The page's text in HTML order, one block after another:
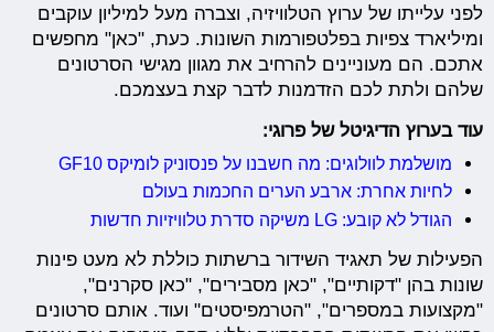
לפני עלייתו של ערוץ הטלוויזיה, וצברה מעל למיליון עוקבים
ומיליארד צפיות בפלטפורמות השונות. כעת, "כאן" מחפשים
אתכם. הם מעוניינים להרחיב את מגוון מגישי הסרטונים
שלהם ולתת לכם הזדמנות לדבר קצת בעצמכם.
עוד בערוץ הדיגיטל של פרוגי:
מושלמת לוולוגים: מה חשבנו על פנסוניק לומיקס GF10
לחיות אחרת: ארבע הערים החכמות בעולם
הגודל לא קובע: LG משיקה סדרת טלוויזיות חדשות
הפעילות של תאגיד השידור ברשתות כוללת לא מעט פינות
שונות בהן "דקותיים", "כאן מסבירים", "כאן סקרנים",
"מקצועות במספרים", "הטרמפיסטים" ועוד. אותם סרטונים